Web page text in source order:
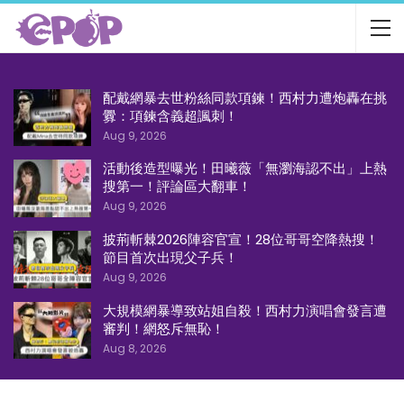
配戴網暴去世粉絲同款項鍊！西村力遭炮轟在挑
釁：項鍊含義超諷刺！
Aug 9, 2026
活動後造型曝光！田曦薇「無瀏海認不出」上熱
搜第一！評論區大翻車！
Aug 9, 2026
披荊斬棘2026陣容官宣！28位哥哥空降熱搜！
節目首次出現父子兵！
Aug 9, 2026
大規模網暴導致站姐自殺！西村力演唱會發言遭
審判！網怒斥無恥！
Aug 8, 2026